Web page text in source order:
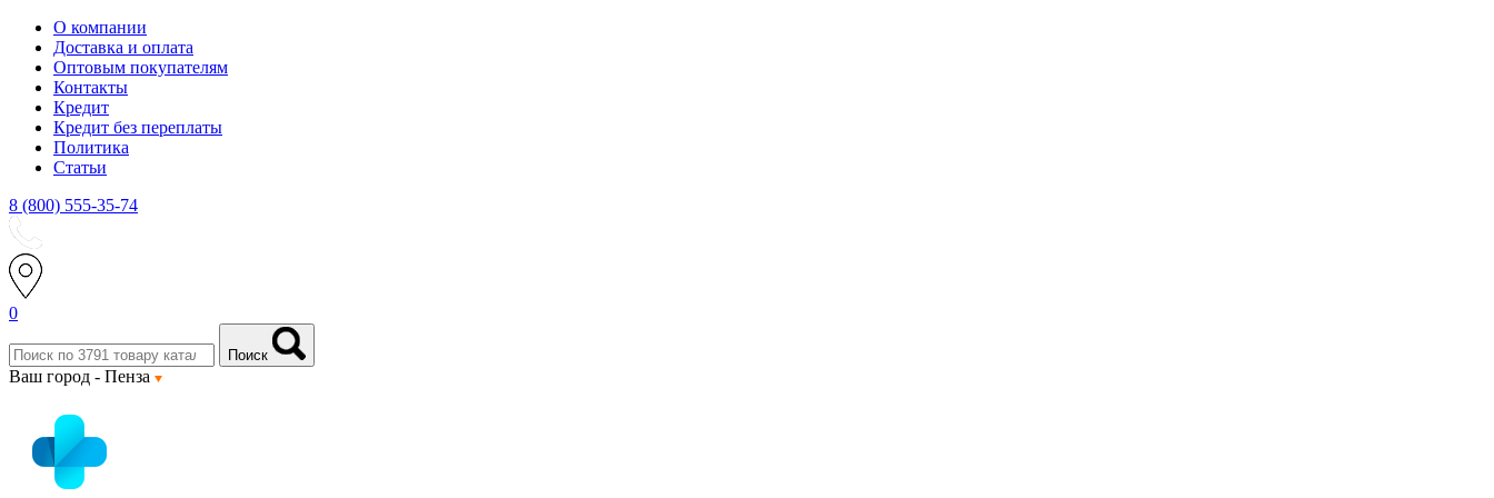
О компании
Доставка и оплата
Оптовым покупателям
Контакты
Кредит
Кредит без переплаты
Политика
Статьи
8 (800) 555-35-74
0
Поиск
Ваш город - Пенза